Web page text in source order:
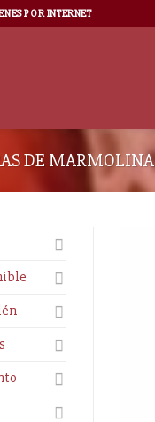
POR INTERNET
DE MARMOLINA